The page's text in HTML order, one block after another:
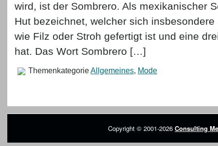
wird, ist der Sombrero. Als mexikanischer
Hut bezeichnet, welcher sich
wie Filz oder Stroh gefertigt ist und eine
hat. Das Wort Sombrero […]
ThemenkategorieAllgemeines, Mode
Copyright © 2001-2026 Consulting